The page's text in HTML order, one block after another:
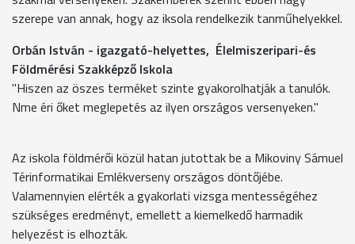
szerepe van annak, hogy az iksola rendelkezik tanműhelyekkel.
Orbán István - igazgató-helyettes, Élelmiszeripari-és
Földmérési Szakképző Iskola
"Hiszen az öszes terméket szinte gyakorolhatják a tanulók.
Nme éri őket meglepetés az ilyen országos versenyeken."
Az iskola földmérői közül hatan jutottak be a Mikoviny Sámuel
Térinformatikai Emlékverseny országos döntőjébe.
Valamennyien elérték a gyakorlati vizsga mentességéhez
szükséges eredményt, emellett a kiemelkedő harmadik
helyezést is elhozták.